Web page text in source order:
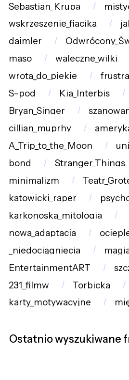
Sebastian_Krupa
wskrzeszenie_fiacika
daimler
maso
waleczne_wilki
wrota_do_piekie
S-pod
Kia_Interbis
Bryan_Singer
cillian_muprhy
A_Trip_to_the_Moon
bond
Stranger_Things
minimalizm
katowicki_raper
karkonoska_mitologia
nowa_adaptacja
_niedociągnięcia
EntertainmentART
231_filmw
Torbicka
karty_motywacyjne
Ostatnio wyszukiwane